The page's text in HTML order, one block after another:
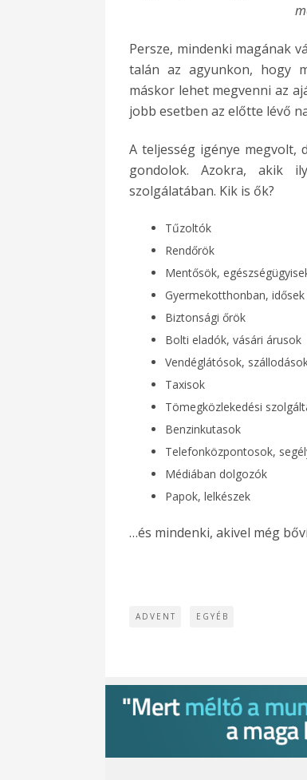
Persze, mindenki magának
talán az agyunkon, hogy
máskor lehet megvenni az
jobb esetben az előtte lévő
A teljesség igénye megvolt,
gondolok. Azokra, akik
szolgálatában. Kik is ők?
Tűzoltók
Rendőrök
Mentősök,
Gyermekotthonban,
Biztonsági őrök
Bolti eladók, vásári árusok
Vendéglátósok,
Taxisok
Tömegközlekedési
Benzinkutasok
Telefonközpontosok,
Médiában dolgozók
Papok, lelkészek
…és mindenki, akivel még
ADVENT EGYÉB